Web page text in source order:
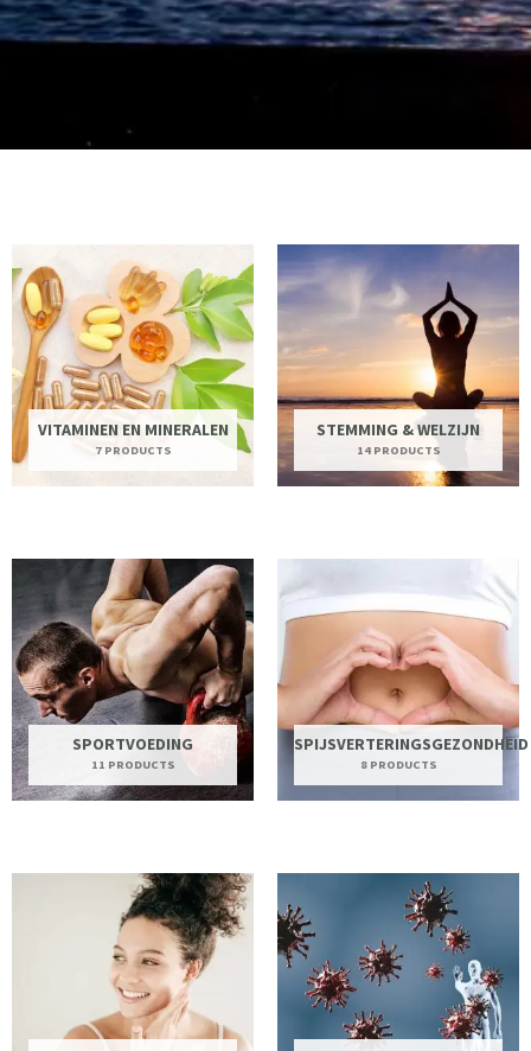
VITAMINEN EN MINERALEN
7 PRODUCTS
STEMMING & WELZIJN
14 PRODUCTS
SPORTVOEDING
11 PRODUCTS
SPIJSVERTERINGSGEZONDHEID
8 PRODUCTS